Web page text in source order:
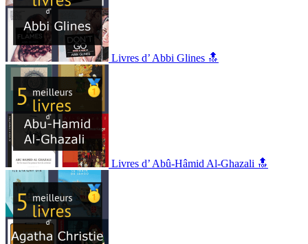
Livres d’ Abbi Glines 🔝
Livres d’ Abû-Hâmid Al-Ghazali 🔝